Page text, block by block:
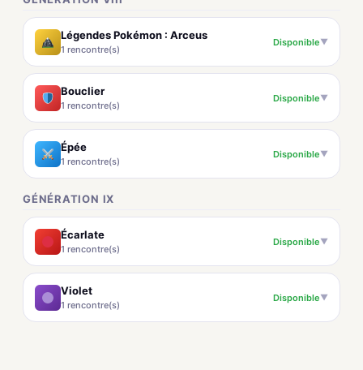
Légendes Pokémon : Arceus
1 rencontre(s)
Disponible▼
Bouclier
1 rencontre(s)
Disponible▼
Épée
1 rencontre(s)
Disponible▼
GÉNÉRATION IX
Écarlate
1 rencontre(s)
Disponible▼
Violet
1 rencontre(s)
Disponible▼